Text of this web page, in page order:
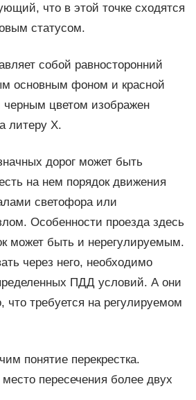
что в этой точке сходятся
статусом.
собой равносторонний
основным фоном и красной
черным цветом изображен
литеру Х.
дорог может быть
на нем порядок движения
светофора или
Особенности проезда здесь
может быть и нерегулируемым.
через него, необходимо
ПДД условий. А они
что требуется на регулируемом
понятие перекрестка.
пересечения более двух